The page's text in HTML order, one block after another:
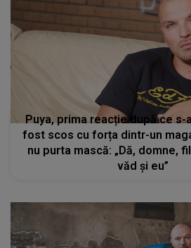
Puya, prima reacție după ce s-
fost scos cu forța dintr-un
nu purta mască: „Dă, domne,
văd şi eu”